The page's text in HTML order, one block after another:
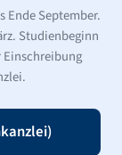
Ende September.
Studienbeginn
Einschreibung